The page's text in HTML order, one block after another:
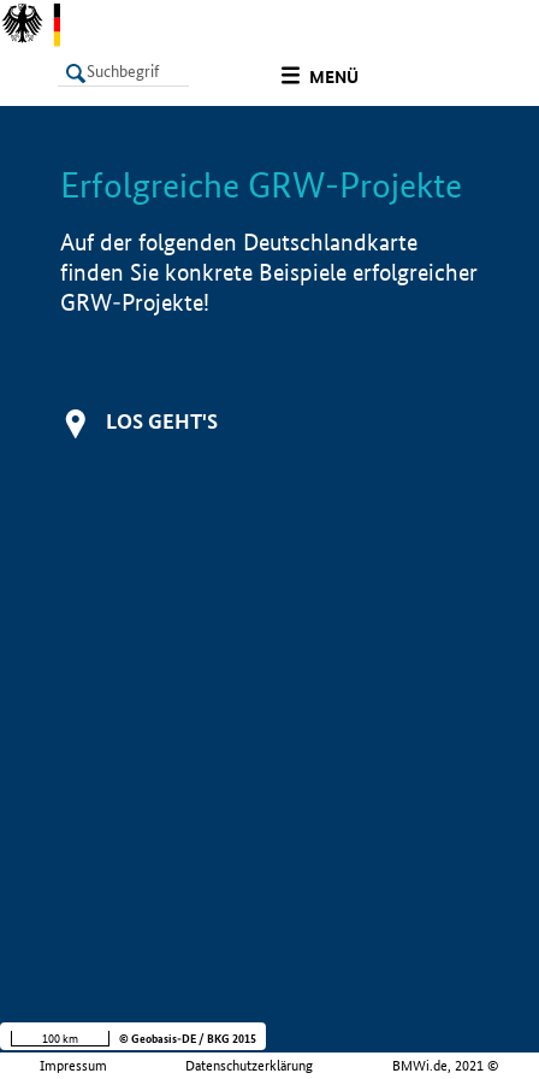
MENÜ
LISTE Info
Erfolgreiche GRW-Projekte
Auf der folgenden Deutschlandkarte
finden Sie konkrete Beispiele erfolgreicher
GRW-Projekte!
LOS GEHT'S
Impressum Datenschutzerklärung BMWi.de, 2021 ©
100 km © Geobasis-DE / BKG 2015